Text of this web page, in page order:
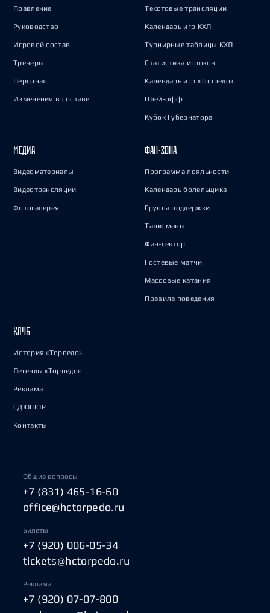
Правление
Руководство
Игровой состав
Тренеры
Персонал
Изменения в составе
Текстовые трансляции
Календарь игр КХЛ
Турнирные таблицы КХЛ
Статистика игроков
Календарь игр «Торпедо»
Плей-офф
Кубок Губернатора
МЕДИА
Видеоматериалы
Видеотрансляции
Фотогалерея
ФАН-ЗОНА
Программа лояльности
Календарь болельщика
Группа поддержки
Талисманы
Фан-сектор
Гостевые матчи
Массовые катания
Правила поведения
КЛУБ
История «Торпедо»
Легенды «Торпедо»
Реклама
СДЮШОР
Контакты
Общие вопросы
+7 (831) 465-16-60
office@hctorpedo.ru
Билеты
+7 (920) 006-05-34
tickets@hctorpedo.ru
Реклама
+7 (920) 07-07-800